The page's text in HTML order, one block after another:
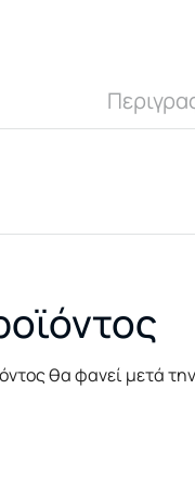
θα φανεί μετά